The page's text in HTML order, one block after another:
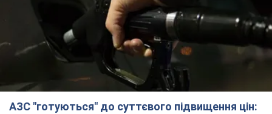
АЗС "готуються" до суттєвого підвищення цін: